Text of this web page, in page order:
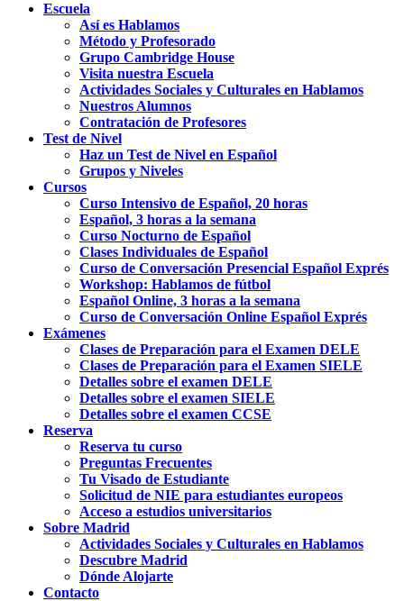
Escuela
Así es Hablamos
Método y Profesorado
Grupo Cambridge House
Visita nuestra Escuela
Actividades Sociales y Culturales en Hablamos
Nuestros Alumnos
Contratación de Profesores
Test de Nivel
Haz un Test de Nivel en Español
Grupos y Niveles
Cursos
Curso Intensivo de Español, 20 horas
Español, 3 horas a la semana
Curso Nocturno de Español
Clases Individuales de Español
Curso de Conversación Presencial Español Exprés
Workshop: Hablamos de fútbol
Español Online, 3 horas a la semana
Curso de Conversación Online Español Exprés
Exámenes
Clases de Preparación para el Examen DELE
Clases de Preparación para el Examen SIELE
Detalles sobre el examen DELE
Detalles sobre el examen SIELE
Detalles sobre el examen CCSE
Reserva
Reserva tu curso
Preguntas Frecuentes
Tu Visado de Estudiante
Solicitud de NIE para estudiantes europeos
Acceso a estudios universitarios
Sobre Madrid
Actividades Sociales y Culturales en Hablamos
Descubre Madrid
Dónde Alojarte
Contacto